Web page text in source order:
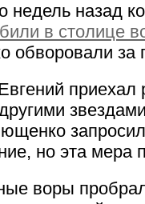
недель назад
в столице
обворовали за
приехал
но эта мера
воры